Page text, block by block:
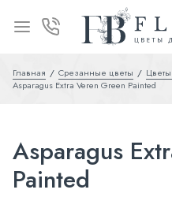
Главная Срезанные цветы
Asparagus Extra Veren Green Painted
Asparagus
Painted